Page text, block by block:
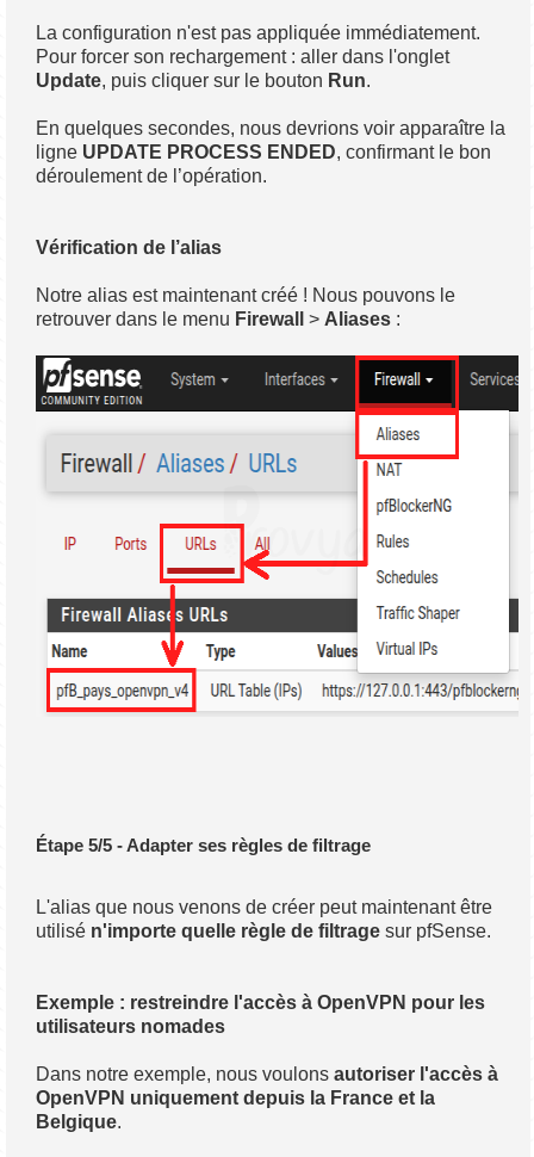
La configuration n'est pas appliquée immédiatement.
Pour forcer son rechargement : aller dans l'onglet
Update, puis cliquer sur le bouton Run.
En quelques secondes, nous devrions voir apparaître la
ligne UPDATE PROCESS ENDED, confirmant le bon
déroulement de l’opération.
Vérification de l’alias
Notre alias est maintenant créé ! Nous pouvons le
retrouver dans le menu Firewall > Aliases :
Étape 5/5 - Adapter ses règles de filtrage
L'alias que nous venons de créer peut maintenant être
utilisé n'importe quelle règle de filtrage sur pfSense.
Exemple : restreindre l'accès à OpenVPN pour les
utilisateurs nomades
Dans notre exemple, nous voulonsautoriser l'accès à
OpenVPN uniquement depuis la France et la
Belgique.